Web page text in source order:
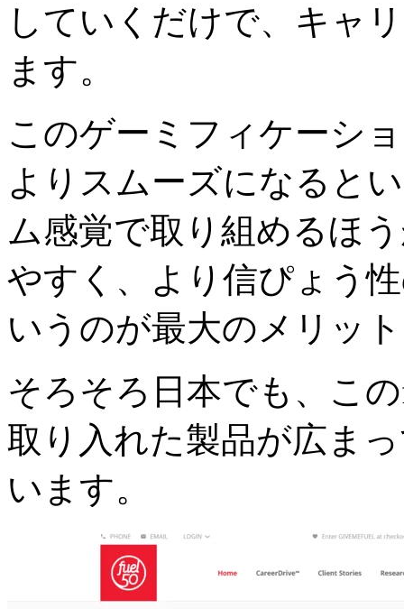
していくだけで、キャ
ます。
このゲーミフィケーシ
よりスムーズになると
ム感覚で取り組めるほ
やすく、より信ぴょう
いうのが最大のメリッ
そろそろ日本でも、こ
取り入れた製品が広ま
います。